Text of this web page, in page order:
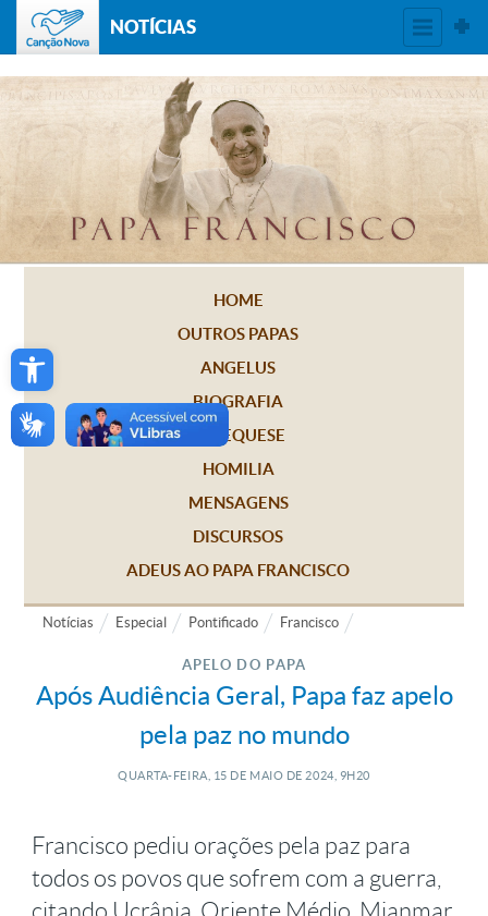
Open toolbar
NOTÍCIAS
HOME
OUTROS PAPAS
ANGELUS
BIOGRAFIA
CATEQUESE
HOMILIA
MENSAGENS
DISCURSOS
ADEUS AO PAPA FRANCISCO
Notícias Especial Pontificado Francisco
APELO DO PAPA
Após Audiência Geral, Papa faz apelo
pela paz no mundo
QUARTA-FEIRA, 15 DE MAIO DE 2024, 9H20
Francisco pediu orações pela paz para
todos os povos que sofrem com a guerra,